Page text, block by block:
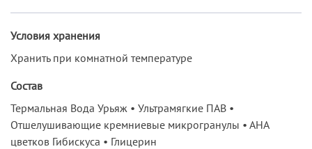
Условия хранения
Хранить при комнатной температуре
Состав
Термальная Вода Урьяж • Ультрамягкие ПАВ •
Отшелушивающие кремниевые микрогранулы • АНА
цветков Гибискуса • Глицерин